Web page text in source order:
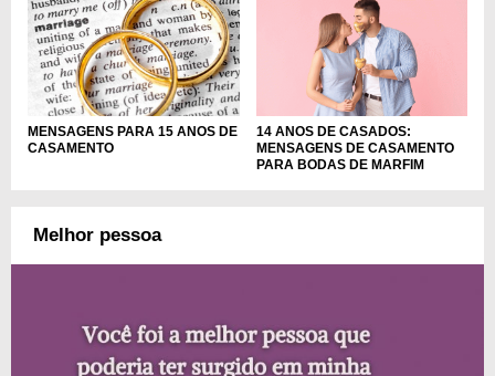
MENSAGENS PARA 15 ANOS DE
CASAMENTO
14 ANOS DE CASADOS:
MENSAGENS DE CASAMENTO
PARA BODAS DE MARFIM
Melhor pessoa